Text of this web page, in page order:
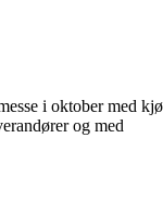
i oktober med
og med